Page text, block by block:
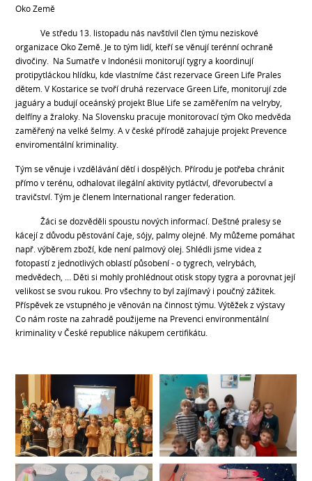
Oko Země
Ve středu 13. listopadu nás navštívil člen týmu neziskové
organizace Oko Země. Je to tým lidí, kteří se věnují terénní ochraně
divočiny. Na Sumatře v Indonésii monitorují tygry a koordinují
protipytláckou hlídku, kde vlastníme část rezervace Green Life Prales
dětem. V Kostarice se tvoří druhá rezervace Green Life, monitorují zde
jaguáry a budují oceánský projekt Blue Life se zaměřením na velryby,
delfíny a žraloky. Na Slovensku pracuje monitorovací tým Oko medvěda
zaměřený na velké šelmy. A v české přírodě zahajuje projekt Prevence
enviromentální kriminality.
Tým se věnuje i vzdělávání dětí i dospělých. Přírodu je potřeba chránit
přímo v terénu, odhalovat ilegální aktivity pytláctví, dřevorubectví a
travičství. Tým je členem International ranger federation.
Žáci se dozvěděli spoustu nových informací. Deštné pralesy se
kácejí z důvodu pěstování čaje, sójy, palmy olejné. My můžeme pomáhat
např. výběrem zboží, kde není palmový olej. Shlédli jsme videa z
fotopastí z jednotlivých oblastí působení - o tygrech, velrybách,
medvědech, … Děti si mohly prohlédnout otisk stopy tygra a porovnat její
velikost se svou rukou. Pro všechny to byl zajímavý i poučný zážitek.
Příspěvek ze vstupného je věnován na činnost týmu. Výtěžek z výstavy
Co nám roste na zahradě použijeme na Prevenci environmentální
kriminality v České republice nákupem certifikátu.